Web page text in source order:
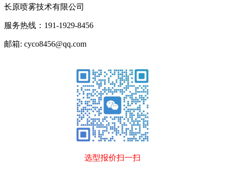
长原喷雾技术有限公司
服务热线：191-1929-8456
邮箱: cyco8456@qq.com
选型报价扫一扫